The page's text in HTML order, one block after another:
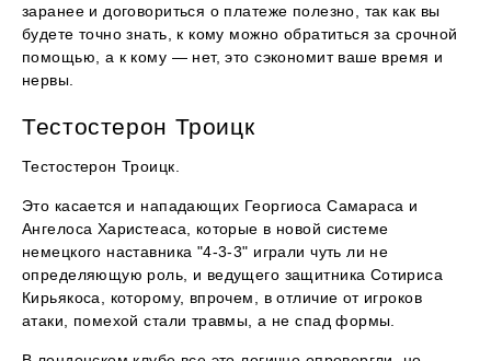
заранее и договориться о платеже полезно, так как вы
будете точно знать, к кому можно обратиться за срочной
помощью, а к кому — нет, это сэкономит ваше время и
нервы.
Тестостерон Троицк
Тестостерон Троицк.
Это касается и нападающих Георгиоса Самараса и
Ангелоса Харистеаса, которые в новой системе
немецкого наставника "4-3-3" играли чуть ли не
определяющую роль, и ведущего защитника Сотириса
Кирьякоса, которому, впрочем, в отличие от игроков
атаки, помехой стали травмы, а не спад формы.